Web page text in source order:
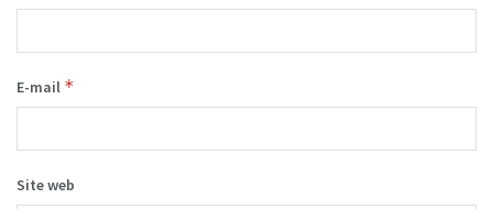
E-mail *
Site web